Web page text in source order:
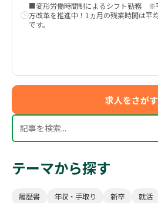
■変形労働時間制によるシフト勤務 ※
方改革を推進中！1ヵ月の残業時間は平
です。
求人をさがす
テーマから探す
履歴書 年収・手取り 新卒 就活